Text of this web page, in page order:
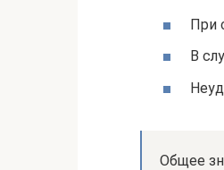
При
В
Общее